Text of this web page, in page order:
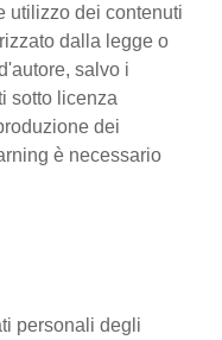
utilizzo dei contenuti
dalla legge o
salvo i
sotto licenza
dei
è necessario
personali degli